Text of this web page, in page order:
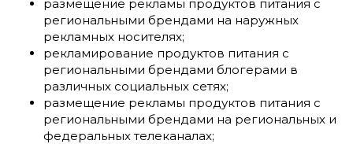
размещение рекламы продуктов питания с
региональными брендами на наружных
рекламных носителях;
рекламирование продуктов питания с
региональными брендами блогерами в
различных социальных сетях;
размещение рекламы продуктов питания с
региональными брендами на региональных и
федеральных телеканалах;